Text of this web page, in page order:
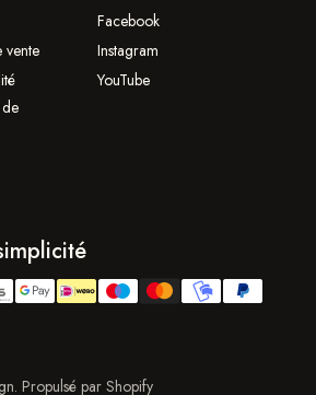
vente
Facebook
Instagram
YouTube
Propulsé par Shopify